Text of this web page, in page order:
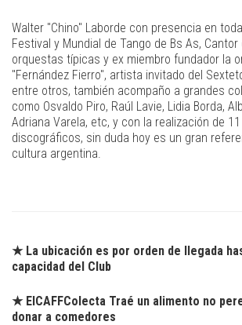
Walter "Chino" Laborde con presencia en
Festival y Mundial de Tango de Bs As, Cantor
orquestas típicas y ex miembro fundador la
"Fernández Fierro", artista invitado del
entre otros, también acompaño a grandes
como Osvaldo Piro, Raúl Lavie, Lidia Borda,
Adriana Varela, etc, y con la realización de
discográficos, sin duda hoy es un gran
cultura argentina.
★ La ubicación es por orden de llegada
capacidad del Club
★ ElCAFFColecta Traé un alimento no
donar a comedores